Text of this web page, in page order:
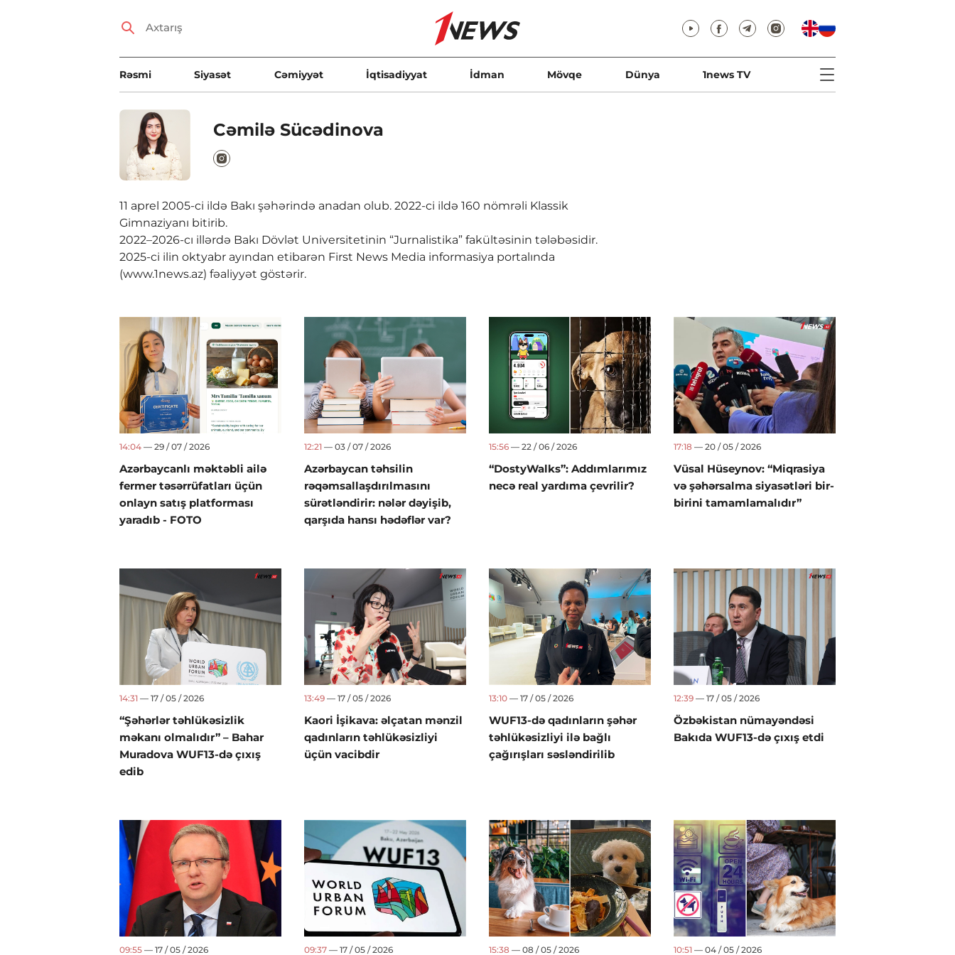
Rəsmi Siyasət Cəmiyyət İqtisadiyyat İdman Mövqe Dünya 1news TV
Cəmilə Sücədinova
11 aprel 2005-ci ildə Bakı şəhərində anadan olub. 2022-ci ildə 160 nömrəli Klassik
Gimnaziyanı bitirib.
2022–2026-cı illərdə Bakı Dövlət Universitetinin “Jurnalistika” fakültəsinin tələbəsidir.
2025-ci ilin oktyabr ayından etibarən First News Media informasiya portalında
(www.1news.az) fəaliyyət göstərir.
14:04 — 29 / 07 / 2026
Azərbaycanlı məktəbli ailə
fermer təsərrüfatları üçün
onlayn satış platforması
yaradıb - FOTO
12:21 — 03 / 07 / 2026
Azərbaycan təhsilin
rəqəmsallaşdırılmasını
sürətləndirir: nələr dəyişib,
qarşıda hansı hədəflər var?
15:56 — 22 / 06 / 2026
“DostyWalks”: Addımlarımız
necə real yardıma çevrilir?
17:18 — 20 / 05 / 2026
Vüsal Hüseynov: “Miqrasiya
və şəhərsalma siyasətləri bir-
birini tamamlamalıdır”
14:31 — 17 / 05 / 2026
“Şəhərlər təhlükəsizlik
məkanı olmalıdır” – Bahar
Muradova WUF13-də çıxış
edib
13:49 — 17 / 05 / 2026
Kaori İşikava: əlçatan mənzil
qadınların təhlükəsizliyi
üçün vacibdir
13:10 — 17 / 05 / 2026
WUF13-də qadınların şəhər
təhlükəsizliyi ilə bağlı
çağırışları səsləndirilib
12:39 — 17 / 05 / 2026
Özbəkistan nümayəndəsi
Bakıda WUF13-də çıxış etdi
09:55 — 17 / 05 / 2026 09:37 — 17 / 05 / 2026 15:38 — 08 / 05 / 2026 10:51 — 04 / 05 / 2026